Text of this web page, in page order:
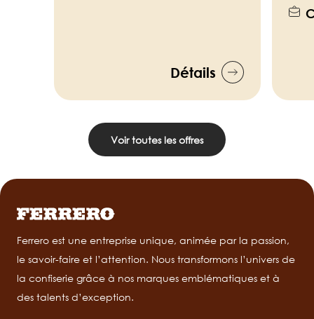
Détails
Voir toutes les offres
Ferrero est une entreprise unique, animée par la passion,
le savoir-faire et l’attention. Nous transformons l’univers de
la confiserie grâce à nos marques emblématiques et à
des talents d’exception.